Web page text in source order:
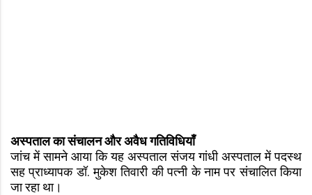
अस्पताल का संचालन और अवैध गतिविधियाँ
जांच में सामने आया कि यह अस्पताल संजय गांधी अस्पताल में पदस्थ
सह प्राध्यापक डॉ. मुकेश तिवारी की पत्नी के नाम पर संचालित किया
जा रहा था।